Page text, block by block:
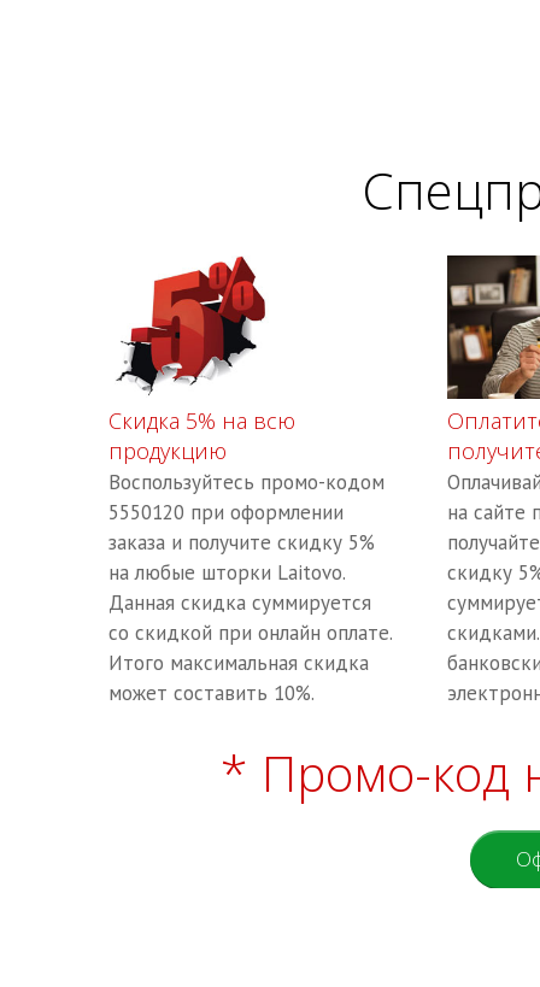
Скидка 5% на всю
продукцию
Воспользуйтесь промо-кодом
5550120 при оформлении
заказа и получите скидку 5%
на любые шторки Laitovo.
Данная скидка суммируется
со скидкой при онлайн оплате.
Итого максимальная скидка
может составить 10%.
на сайте
скидку
* Промо-код